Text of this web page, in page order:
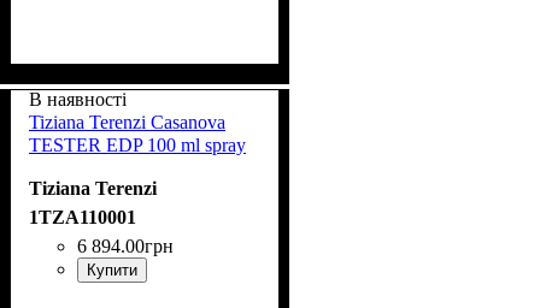
В наявності
Tiziana Terenzi Casanova
TESTER EDP 100 ml spray
Tiziana Terenzi
1TZA110001
6 894.00грн
Купити